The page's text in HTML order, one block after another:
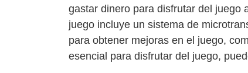
gastar dinero para disfrutar del juego
juego incluye un sistema de
para obtener mejoras en el juego,
esencial para disfrutar del juego,